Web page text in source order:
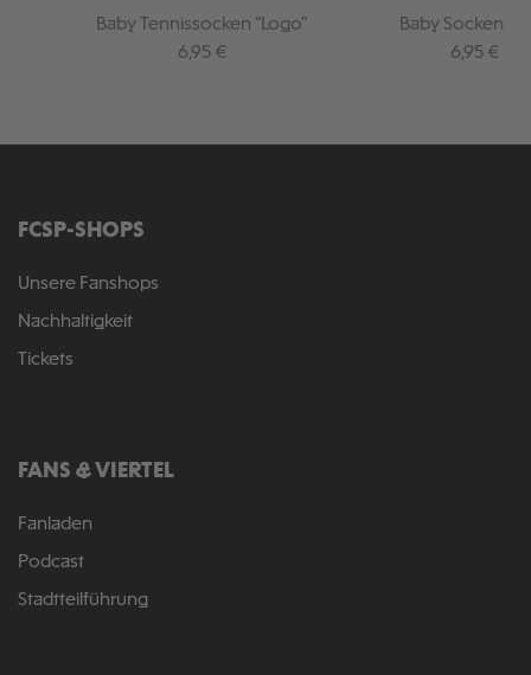
Baby Tennissocken "Logo"
Regulärer Preis:
6,95 €
Baby Socken
Regulärer
6,95 €
FCSP-SHOPS
Unsere Fanshops
Nachhaltigkeit
Tickets
FANS & VIERTEL
Fanladen
Podcast
Stadtteilführung